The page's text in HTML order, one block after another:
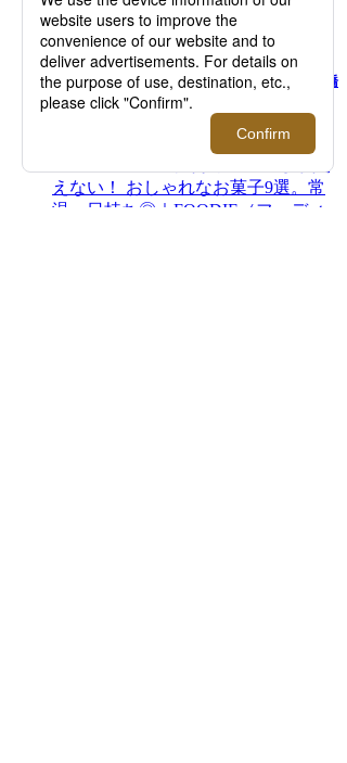
Dear Watch Lover ～My First Watch～ 日本橋
三越本店にてファーストウォッチにふさわし